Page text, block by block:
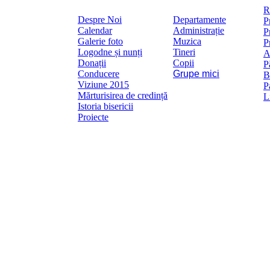
Despre Noi
Calendar
Galerie foto
Logodne și nunți
Donații
Conducere
Viziune 2015
Mărturisirea de credință
Istoria bisericii
Proiecte
Departamente
Administrație
Muzica
Tineri
Copii
Grupe mici